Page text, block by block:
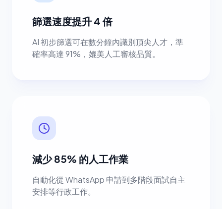
篩選速度提升 4 倍
AI 初步篩選可在數分鐘內識別頂尖人才，準
確率高達 91%，媲美人工審核品質。
減少 85% 的人工作業
自動化從 WhatsApp 申請到多階段面試自主
安排等行政工作。